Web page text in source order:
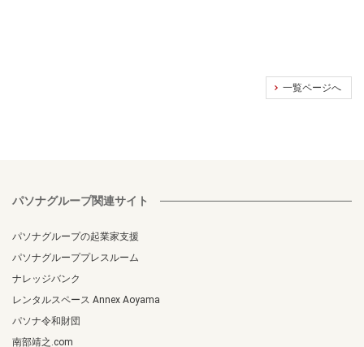
一覧ページへ
パソナグループ関連サイト
パソナグループの起業家支援
パソナグループプレスルーム
ナレッジバンク
レンタルスペース Annex Aoyama
パソナ令和財団
南部靖之.com